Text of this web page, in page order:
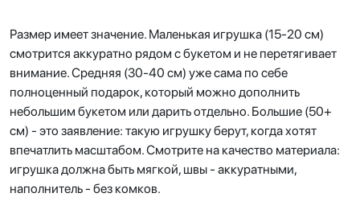
Размер имеет значение. Маленькая игрушка (15-20 см)
смотрится аккуратно рядом с букетом и не перетягивает
внимание. Средняя (30-40 см) уже сама по себе
полноценный подарок, который можно дополнить
небольшим букетом или дарить отдельно. Большие (50+
см) - это заявление: такую игрушку берут, когда хотят
впечатлить масштабом. Смотрите на качество материала:
игрушка должна быть мягкой, швы - аккуратными,
наполнитель - без комков.